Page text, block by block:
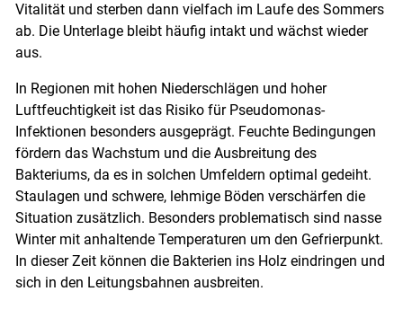
Skip to main content
Vitalität und sterben dann vielfach im Laufe des Sommers
ab. Die Unterlage bleibt häufig intakt und wächst wieder
aus.
In Regionen mit hohen Niederschlägen und hoher
Luftfeuchtigkeit ist das Risiko für Pseudomonas-
Infektionen besonders ausgeprägt. Feuchte Bedingungen
fördern das Wachstum und die Ausbreitung des
Bakteriums, da es in solchen Umfeldern optimal gedeiht.
Staulagen und schwere, lehmige Böden verschärfen die
Situation zusätzlich. Besonders problematisch sind nasse
Winter mit anhaltende Temperaturen um den Gefrierpunkt.
In dieser Zeit können die Bakterien ins Holz eindringen und
sich in den Leitungsbahnen ausbreiten.